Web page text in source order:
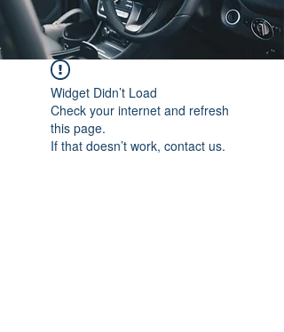
Widget Didn’t Load
Check your internet and refresh
this page.
If that doesn’t work, contact us.